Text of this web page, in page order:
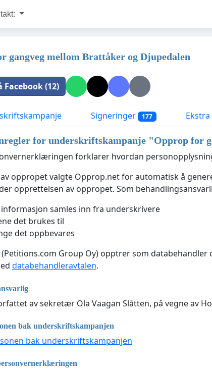
gangveg mellom Brattåker og Djupedalen
Facebook (12)
Signeringer 177
for underskriftskampanje "Opprop for
forklarer hvordan
oppropet valgte Opprop.net for automatisk å
opprettelsen av oppropet. Som
samles inn fra underskrivere
det brukes til
det oppbevares
Group Oy) opptrer som
databehandleravtalen.
av sekretær Ola Vaagan Slåtten, på vegne av
bak underskriftskampanjen
bak underskriftskampanjen